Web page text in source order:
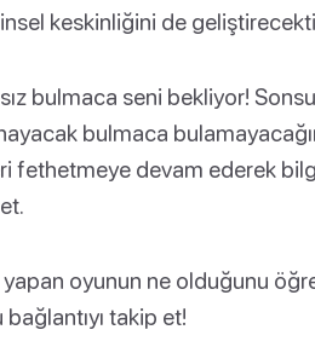
keskinliğini de
bulmaca seni bekliyor!
bulmaca
fethetmeye devam ederek
yapan oyunun ne olduğunu
takip et!